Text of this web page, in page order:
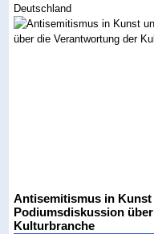
Deutschland
Antisemitismus in
Podiumsdiskussion
Kulturbranche